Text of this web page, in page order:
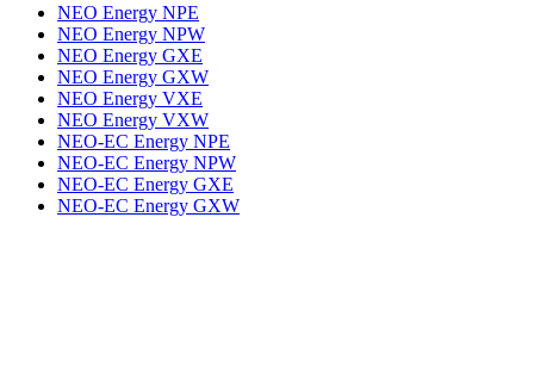
NEO Energy NPE
NEO Energy NPW
NEO Energy GXE
NEO Energy GXW
NEO Energy VXE
NEO Energy VXW
NEO-EC Energy NPE
NEO-EC Energy NPW
NEO-EC Energy GXE
NEO-EC Energy GXW